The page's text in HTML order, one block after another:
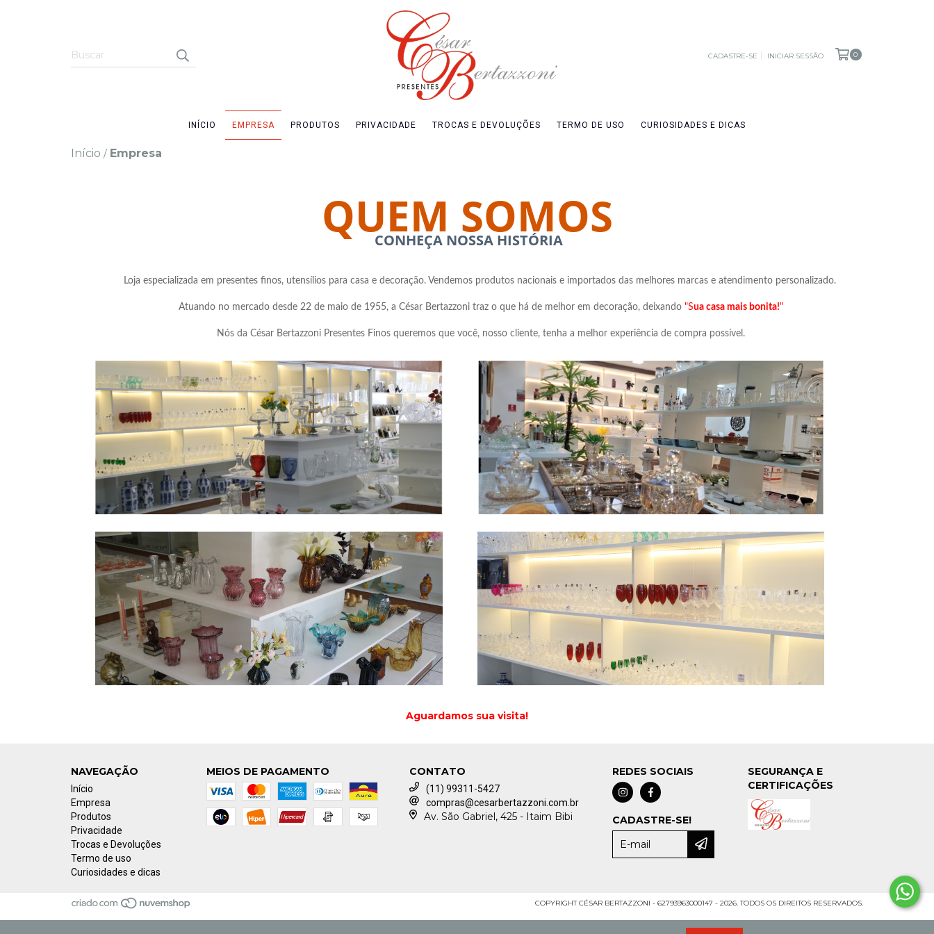
CADASTRE-SE INICIAR SESSÃO 0
INÍCIO EMPRESA PRODUTOS PRIVACIDADE TROCAS E DEVOLUÇÕES TERMO DE USO CURIOSIDADES E DICAS
Início / Empresa
QUEM SOMOS
CONHEÇA NOSSA HISTÓRIA
Loja especializada em presentes finos, utensílios para casa e decoração. Vendemos produtos nacionais e importados das melhores marcas e atendimento personalizado.
Atuando no mercado desde 22 de maio de 1955, a César Bertazzoni traz o que há de melhor em decoração, deixando "Sua casa mais bonita!"
Nós da César Bertazzoni Presentes Finos queremos que você, nosso cliente, tenha a melhor experiência de compra possível.
Aguardamos sua visita!
NAVEGAÇÃO
Início
Empresa
Produtos
Privacidade
Trocas e Devoluções
Termo de uso
Curiosidades e dicas
MEIOS DE PAGAMENTO CONTATO
(11) 99311-5427
compras@cesarbertazzoni.com.br
Av. São Gabriel, 425 - Itaim Bibi
REDES SOCIAIS
CADASTRE-SE!
SEGURANÇA E
CERTIFICAÇÕES
COPYRIGHT CÉSAR BERTAZZONI - 62793963000147 - 2026. TODOS OS DIREITOS RESERVADOS.